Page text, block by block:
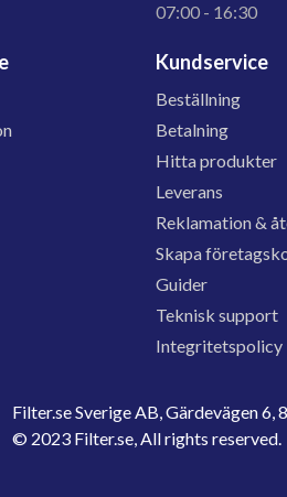
07:00 - 16:30
Kundservice
Beställning
Betalning
Hitta produkter
Leverans
Reklamation &
Skapa
Guider
Teknisk support
Integritetspolicy
Filter.se Sverige AB, Gärdevägen
© 2023 Filter.se, All rights reserved.